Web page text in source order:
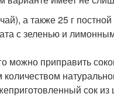
а также 25 г
с зеленью и
можно приправить
сок из